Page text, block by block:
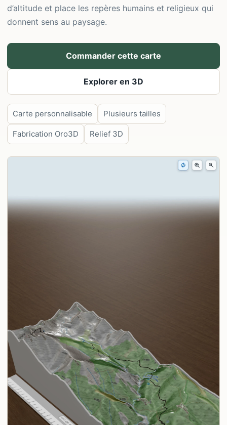
d’altitude et place les repères humains et religieux qui
donnent sens au paysage.
Commander cette carte
Explorer en 3D
Carte personnalisable Plusieurs tailles
Fabrication Oro3D Relief 3D